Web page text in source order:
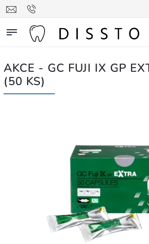
AKCE - GC FUJI IX GP
(50 KS)